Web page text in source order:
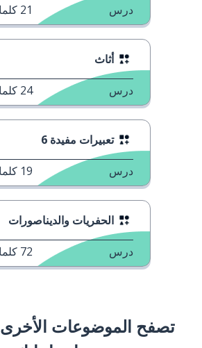
درس 21
أثاث
درس 24
تعبيرات مفيدة 6
درس 19
الحفريات والديناصورات
درس 72
تصفح الموضوعات